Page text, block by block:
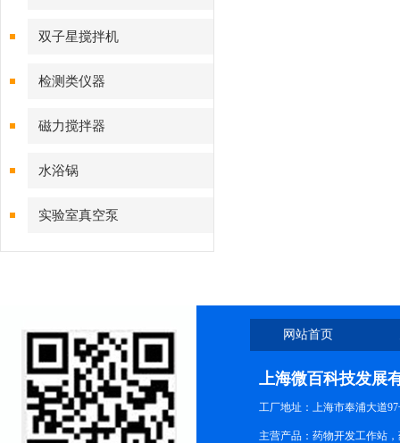
双子星搅拌机
检测类仪器
磁力搅拌器
水浴锅
实验室真空泵
网站首页
上海微百科技发展
工厂地址：上海市奉浦大道
主营产品：药物开发工作站